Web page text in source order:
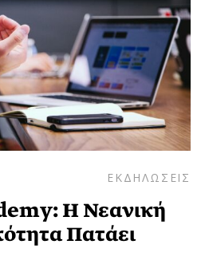
ΕΚΔΗΛΩΣΕΙΣ
Η Νεανική
Πατάει